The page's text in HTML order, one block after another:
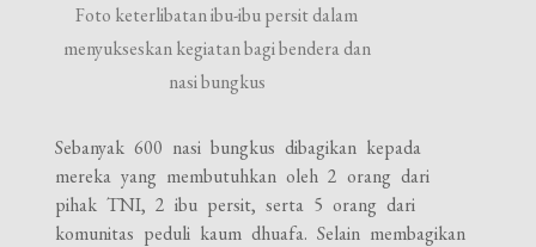
Foto keterlibatan ibu-ibu persit dalam
menyukseskan kegiatan bagi bendera dan
nasi bungkus
Sebanyak 600 nasi bungkus dibagikan kepada
mereka yang membutuhkan oleh 2 orang dari
pihak TNI, 2 ibu persit, serta 5 orang dari
komunitas peduli kaum dhuafa. Selain membagikan